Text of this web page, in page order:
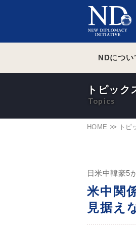
NDについ
HOME トピ
トピック
日米中韓豪5
米中関
見据え